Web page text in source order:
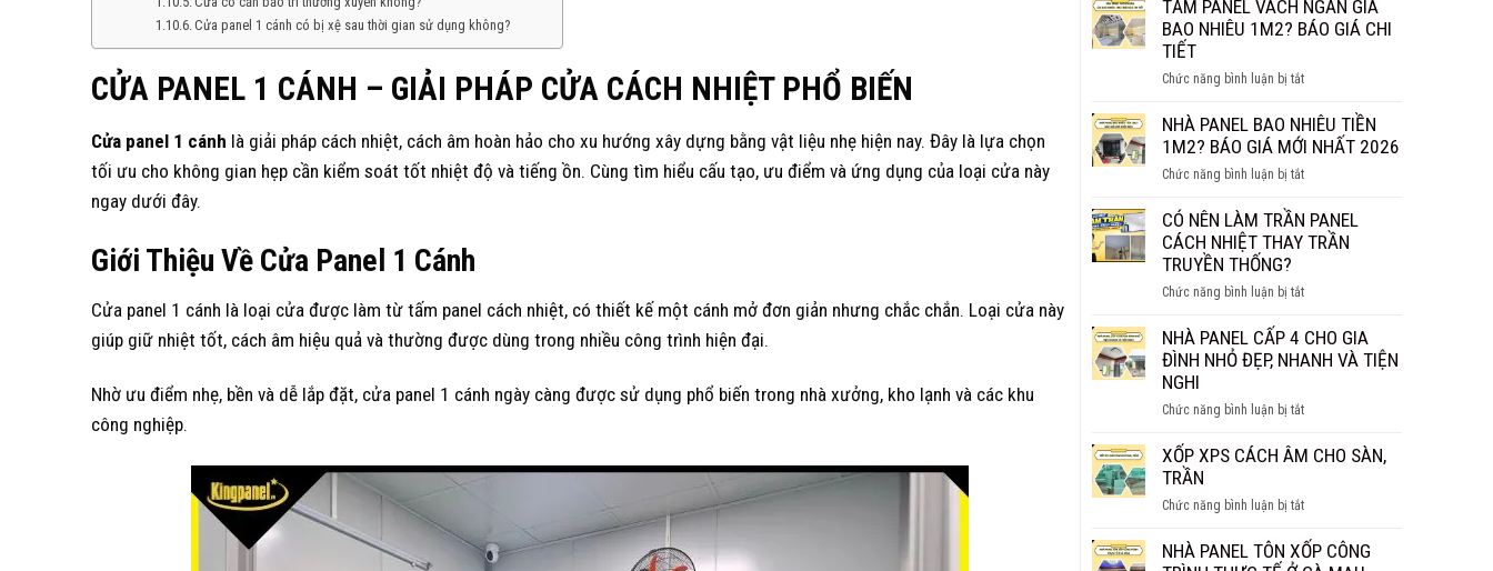
Cửa panel 1 cánh có bị xệ sau thời gian sử dụng không?
CỬA PANEL 1 CÁNH – GIẢI PHÁP CỬA CÁCH NHIỆT PHỔ BIẾN
Cửa panel 1 cánh là giải pháp cách nhiệt, cách âm hoàn hảo cho xu hướng xây dựng bằng vật liệu nhẹ hiện nay. Đây là lựa chọn
tối ưu cho không gian hẹp cần kiểm soát tốt nhiệt độ và tiếng ồn. Cùng tìm hiểu cấu tạo, ưu điểm và ứng dụng của loại cửa này
ngay dưới đây.
Giới Thiệu Về Cửa Panel 1 Cánh
Cửa panel 1 cánh là loại cửa được làm từ tấm panel cách nhiệt, có thiết kế một cánh mở đơn giản nhưng chắc chắn. Loại cửa này
giúp giữ nhiệt tốt, cách âm hiệu quả và thường được dùng trong nhiều công trình hiện đại.
Nhờ ưu điểm nhẹ, bền và dễ lắp đặt, cửa panel 1 cánh ngày càng được sử dụng phổ biến trong nhà xưởng, kho lạnh và các khu
công nghiệp.
KHOÁNG
THỰC
CHỐNG
CHÁY
HIỆU
TẤM PANEL VÁCH NGĂN GIÁ
BAO NHIÊU 1M2? BÁO GIÁ CHI
TIẾT
Chức năng bình luận bị tắtở
PANEL
VÁCH
GIÁ
NHIÊU
1M2?
GIÁ
TIẾT
NHÀ PANEL BAO NHIÊU TIỀN
1M2? BÁO GIÁ MỚI NHẤT 2026
Chức năng bình luận bị tắtở
PANEL
BAO
1M2?
GIÁ
MỚI
2026
CÓ NÊN LÀM TRẦN PANEL
CÁCH NHIỆT THAY TRẦN
TRUYỀN THỐNG?
Chức năng bình luận bị tắtở
NÊN
LÀM
CÁCH
THAY
TRUYỀN
NHÀ PANEL CẤP 4 CHO GIA
ĐÌNH NHỎ ĐẸP, NHANH VÀ TIỆN
NGHI
Chức năng bình luận bị tắtở
PANEL
CHO
GIA
ĐÌNH
XỐP XPS CÁCH ÂM CHO SÀN,
TRẦN
Chức năng bình luận bị tắtở
XPS
CÁCH
NHÀ PANEL TÔN XỐP CÔNG